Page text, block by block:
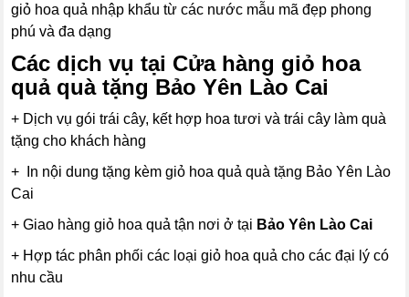
giỏ hoa quả nhập khẩu từ các nước mẫu mã đẹp phong
phú và đa dạng
Các dịch vụ tại Cửa hàng giỏ hoa
quả quà tặng Bảo Yên Lào Cai
+ Dịch vụ gói trái cây, kết hợp hoa tươi và trái cây làm quà
tặng cho khách hàng
+ In nội dung tặng kèm giỏ hoa quả quà tặng Bảo Yên Lào
Cai
+ Giao hàng giỏ hoa quả tận nơi ở tại Bảo Yên Lào Cai
+ Hợp tác phân phối các loại giỏ hoa quả cho các đại lý có
nhu cầu